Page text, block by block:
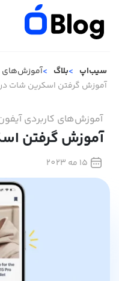
سیب‌اپ بلاگ
آموزش‌های
آموزش گرفتن اسکرین شات
آموزش‌های کاربردی
آموزش گرفتن
15 مه 2023